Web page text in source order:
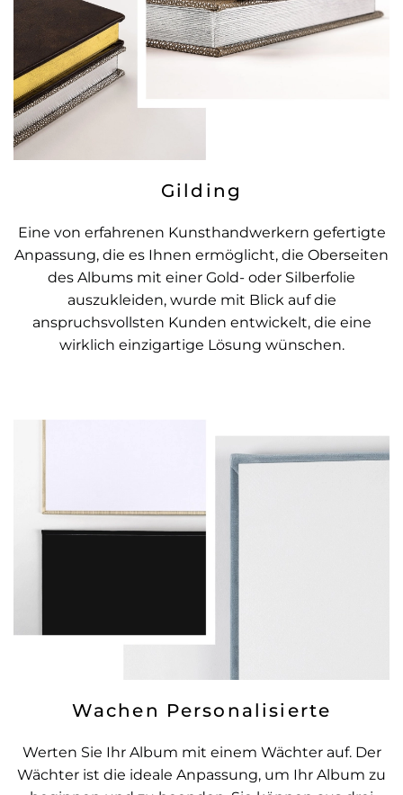
Gilding
Eine von erfahrenen Kunsthandwerkern gefertigte
Anpassung, die es Ihnen ermöglicht, die Oberseiten
des Albums mit einer Gold- oder Silberfolie
auszukleiden, wurde mit Blick auf die
anspruchsvollsten Kunden entwickelt, die eine
wirklich einzigartige Lösung wünschen.
Wachen Personalisierte
Werten Sie Ihr Album mit einem Wächter auf. Der
Wächter ist die ideale Anpassung, um Ihr Album zu